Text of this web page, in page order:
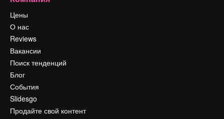
Цены
О нас
Reviews
Вакансии
Поиск тенденций
Блог
События
Slidesgo
Продайте свой контент